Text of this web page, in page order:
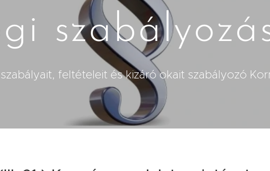
feltételeit és kizáró okait szabályozó